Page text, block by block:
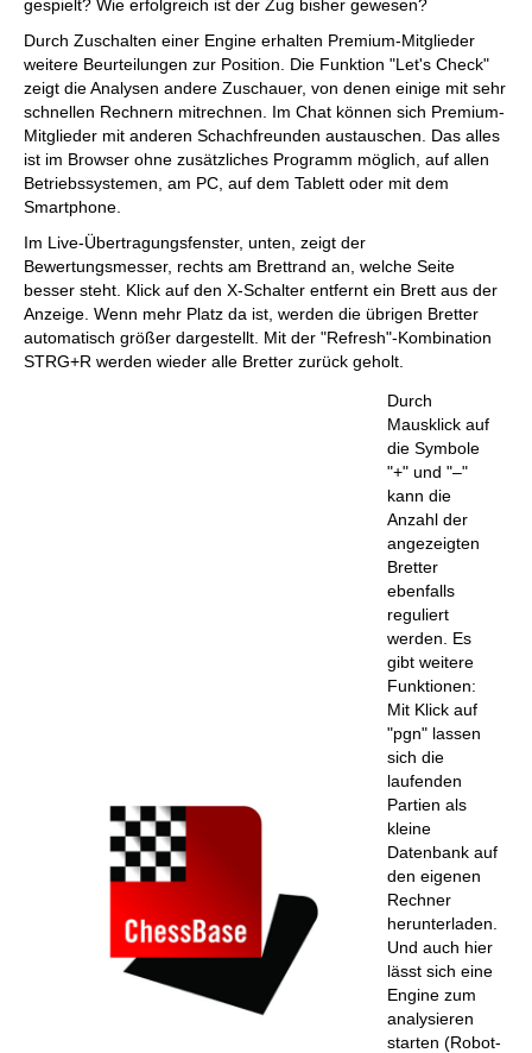
gespielt? Wie erfolgreich ist der Zug bisher gewesen?
Durch Zuschalten einer Engine erhalten Premium-Mitglieder
weitere Beurteilungen zur Position. Die Funktion "Let's Check"
zeigt die Analysen andere Zuschauer, von denen einige mit sehr
schnellen Rechnern mitrechnen. Im Chat können sich Premium-
Mitglieder mit anderen Schachfreunden austauschen. Das alles
ist im Browser ohne zusätzliches Programm möglich, auf allen
Betriebssystemen, am PC, auf dem Tablett oder mit dem
Smartphone.
Im Live-Übertragungsfenster, unten, zeigt der
Bewertungsmesser, rechts am Brettrand an, welche Seite
besser steht. Klick auf den X-Schalter entfernt ein Brett aus der
Anzeige. Wenn mehr Platz da ist, werden die übrigen Bretter
automatisch größer dargestellt. Mit der "Refresh"-Kombination
STRG+R werden wieder alle Bretter zurück geholt.
Durch
Mausklick auf
die Symbole
"+" und "–"
kann die
Anzahl der
angezeigten
Bretter
ebenfalls
reguliert
werden. Es
gibt weitere
Funktionen:
Mit Klick auf
"pgn" lassen
sich die
laufenden
Partien als
kleine
Datenbank auf
den eigenen
Rechner
herunterladen.
Und auch hier
lässt sich eine
Engine zum
analysieren
starten (Robot-